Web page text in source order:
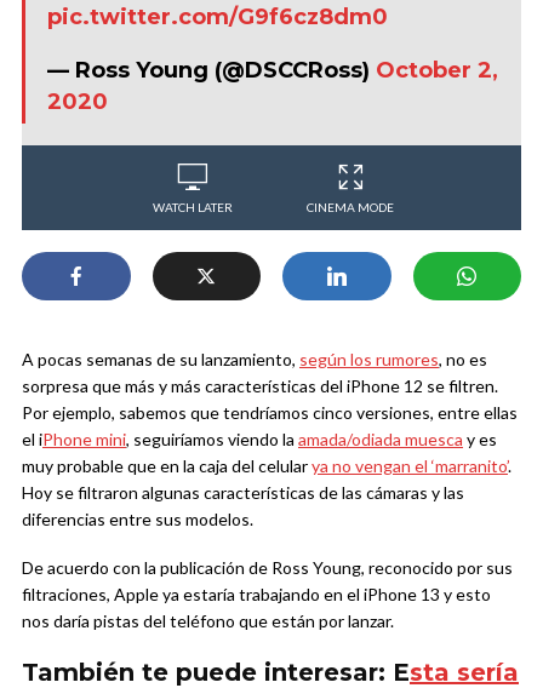
pic.twitter.com/G9f6cz8dm0
— Ross Young (@DSCCRoss) October 2,
2020
WATCH LATER CINEMA MODE
A pocas semanas de su lanzamiento, según los rumores, no es
sorpresa que más y más características del iPhone 12 se filtren.
Por ejemplo, sabemos que tendríamos cinco versiones, entre ellas
el iPhone mini, seguiríamos viendo la amada/odiada muesca y es
muy probable que en la caja del celularya no vengan el ‘marranito’.
Hoy se filtraron algunas características de las cámaras y las
diferencias entre sus modelos.
De acuerdo con la publicación de Ross Young, reconocido por sus
filtraciones, Apple ya estaría trabajando en el iPhone 13 y esto
nos daría pistas del teléfono que están por lanzar.
También te puede interesar: Esta sería